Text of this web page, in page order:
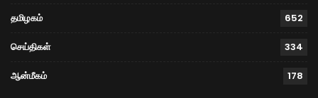
தமிழகம் 652
செய்திகள் 334
ஆன்மீகம் 178